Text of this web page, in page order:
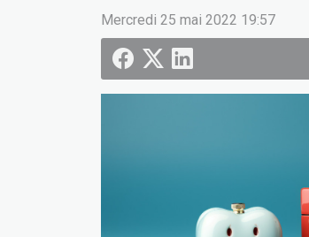
Mercredi 25 mai 2022 19:57